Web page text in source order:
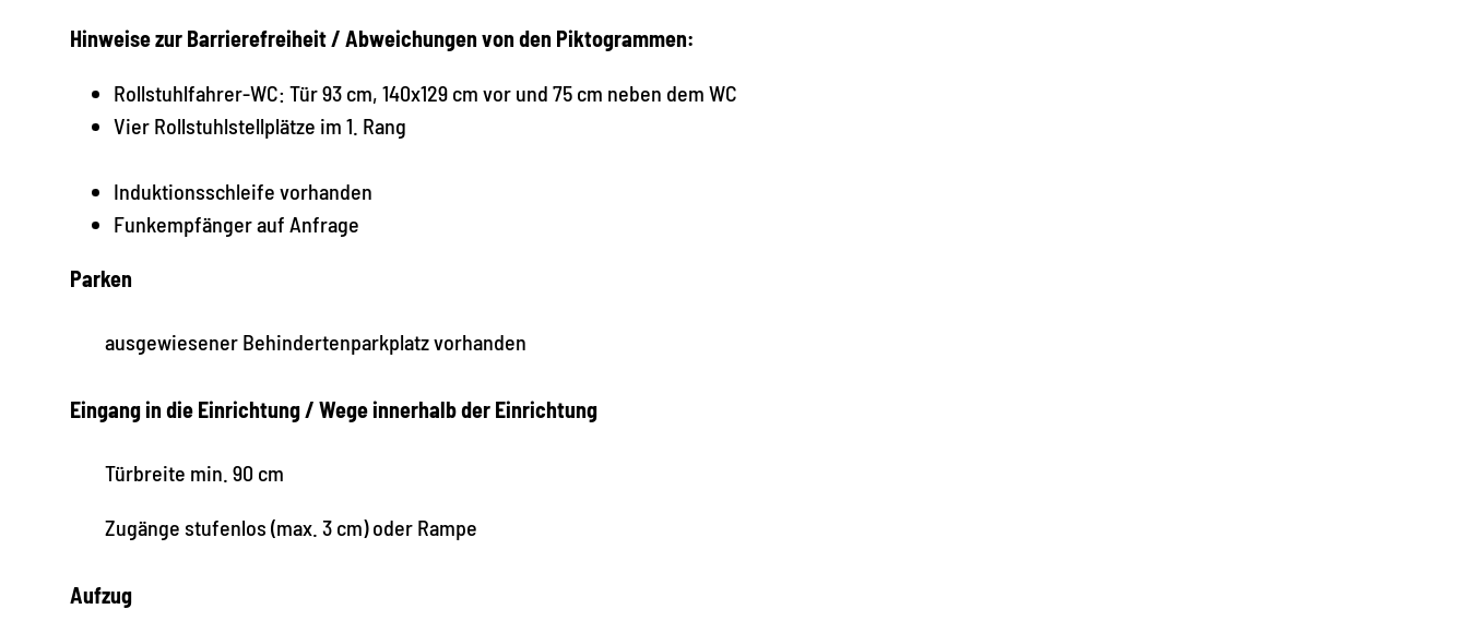
Hinweise zur Barrierefreiheit / Abweichungen von den Piktogrammen:
Rollstuhlfahrer-WC: Tür 93 cm, 140x129 cm vor und 75 cm neben dem WC
Vier Rollstuhlstellplätze im 1. Rang
Induktionsschleife vorhanden
Funkempfänger auf Anfrage
Parken
ausgewiesener Behindertenparkplatz vorhanden
Eingang in die Einrichtung / Wege innerhalb der Einrichtung
Türbreite min. 90 cm
Zugänge stufenlos (max. 3 cm) oder Rampe
Aufzug